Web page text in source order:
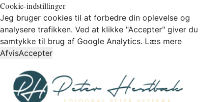
Cookie-indstillinger
Jeg bruger cookies til at forbedre din oplevelse og
analysere trafikken. Ved at klikke "Accepter" giver du
samtykke til brug af Google Analytics. Læs mere
AfvisAccepter